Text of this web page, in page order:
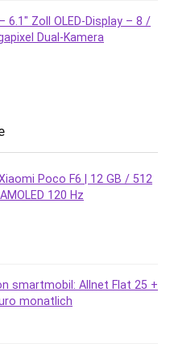
6.1″ Zoll OLED-Display – 8 /
Dual-Kamera
Poco F6 | 12 GB / 512
120 Hz
smartmobil: Allnet Flat 25 +
monatlich